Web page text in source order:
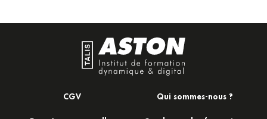
CGV Qui sommes-nous ?